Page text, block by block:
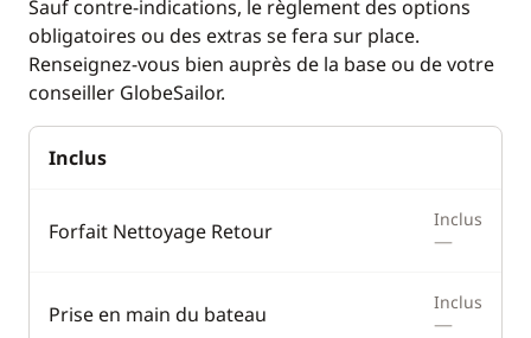
Sauf contre-indications, le règlement des options
obligatoires ou des extras se fera sur place.
Renseignez-vous bien auprès de la base ou de votre
conseiller GlobeSailor.
Inclus
Forfait Nettoyage Retour Inclus
—
Prise en main du bateau Inclus
—